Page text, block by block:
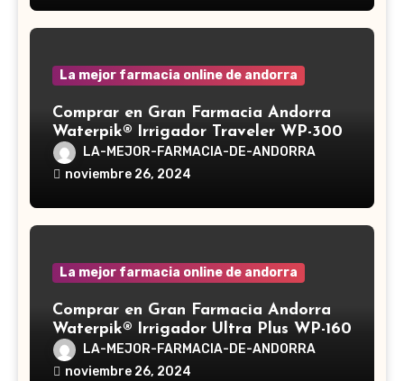
en la medicina tradicional asiática
La mejor farmacia online de andorra
Comprar en Gran Farmacia Andorra
Waterpik® Irrigador Traveler WP-300
LA-MEJOR-FARMACIA-DE-ANDORRA
noviembre 26, 2024
La mejor farmacia online de andorra
Comprar en Gran Farmacia Andorra
Waterpik® Irrigador Ultra Plus WP-160
LA-MEJOR-FARMACIA-DE-ANDORRA
noviembre 26, 2024